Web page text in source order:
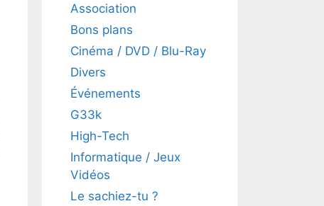
Association
Bons plans
Cinéma / DVD / Blu-Ray
Divers
Événements
G33k
High-Tech
Informatique / Jeux
Vidéos
Le sachiez-tu ?